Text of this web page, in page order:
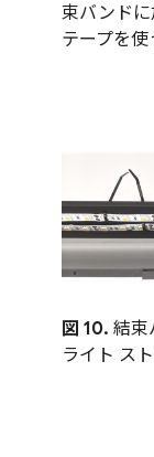
束バンド
テープを使
図 10. 結束
ライト ス